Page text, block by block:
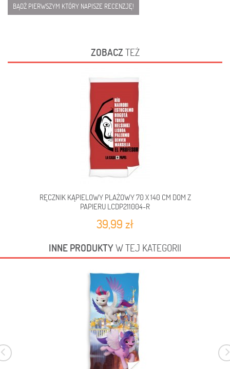
BĄDŹ PIERWSZYM KTÓRY NAPISZE RECENZJĘ!
ZOBACZTEŻ
RĘCZNIK KĄPIELOWY PLAŻOWY 70 X 140 CM DOM Z
PAPIERU LCDP211004-R
39,99 zł
INNE PRODUKTYW TEJ KATEGORII